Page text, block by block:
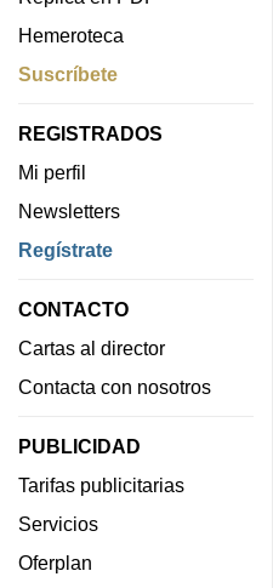
Hemeroteca
Suscríbete
REGISTRADOS
Mi perfil
Newsletters
Regístrate
CONTACTO
Cartas al director
Contacta con nosotros
PUBLICIDAD
Tarifas publicitarias
Servicios
Oferplan